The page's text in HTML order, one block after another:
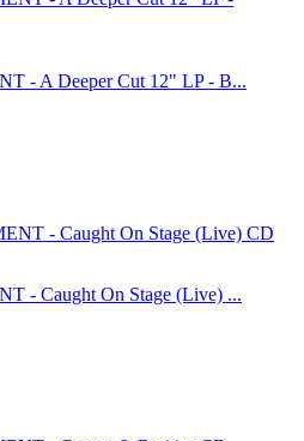
- A Deeper Cut 12" LP - B...
- Caught On Stage (Live) ...